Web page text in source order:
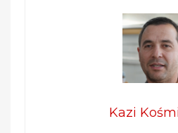
Kazi